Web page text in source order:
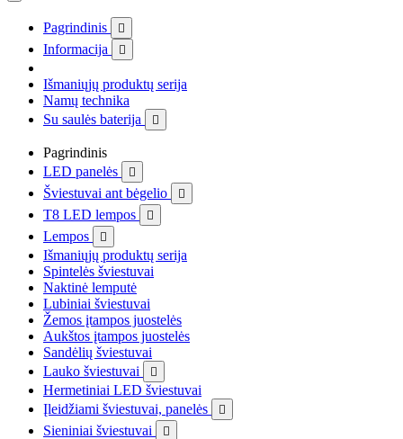
Pagrindinis 
Informacija 
Išmaniųjų produktų serija
Namų technika
Su saulės baterija

Pagrindinis
LED panelės

Šviestuvai ant bėgelio 
T8 LED lempos 
Lempos 
Išmaniųjų produktų serija
Spintelės šviestuvai
Naktinė lemputė
Lubiniai šviestuvai
Žemos įtampos juostelės
Aukštos įtampos juostelės
Sandėlių šviestuvai
Lauko šviestuvai

Hermetiniai LED šviestuvai
Įleidžiami šviestuvai, panelės

Sieniniai šviestuvai 